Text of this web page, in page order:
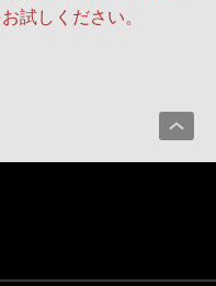
試しください。